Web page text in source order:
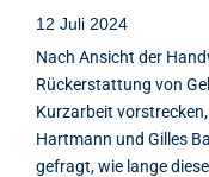
12 Juli 2024
Nach Ansicht der
Rückerstattung von
Kurzarbeit
Hartmann und Gilles
gefragt, wie lange